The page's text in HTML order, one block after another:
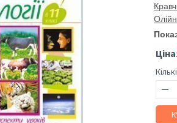
Ціна: